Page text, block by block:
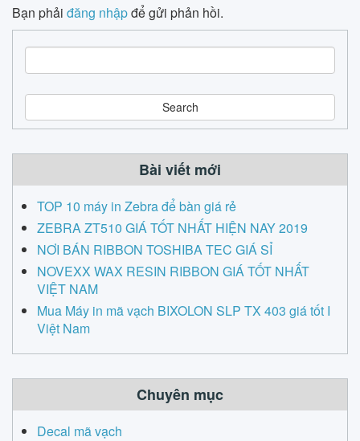
Bạn phải đăng nhậpđể gửi phản hồi.
e
a
r
c
Bài viết mới
TOP 10 máy in Zebra để bàn giá rẻ
ZEBRA ZT510 GIÁ TỐT NHẤT HIỆN NAY 2019
NƠI BÁN RIBBON TOSHIBA TEC GIÁ SỈ
NOVEXX WAX RESIN RIBBON GIÁ TỐT NHẤT
VIỆT NAM
Mua Máy in mã vạch BIXOLON SLP TX 403 giá tốt I
Việt Nam
Chuyên mục
Decal mã vạch